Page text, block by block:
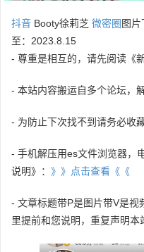
抖音 Booty徐莉芝 微密圈 图
至：2023.8.15
- 尊重是相互的，请先阅读《
- 本站内容搬运自多个论坛，
- 为防止下次找不到请务必收
- 手机解压用es文件浏览器，
说明》： 》》点击查看《《
- 文章标题带P是图片带V是视
里提前和您说明，重复声明本